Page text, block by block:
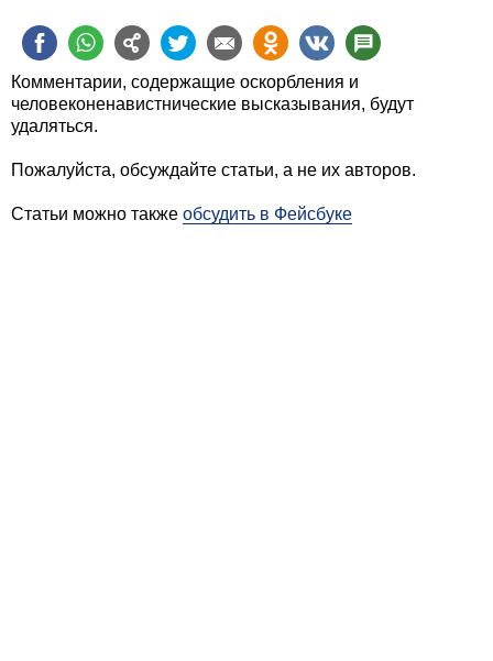
Комментарии, содержащие оскорбления и
человеконенавистнические высказывания, будут
удаляться.
Пожалуйста, обсуждайте статьи, а не их авторов.
Статьи можно также обсудить в Фейсбуке